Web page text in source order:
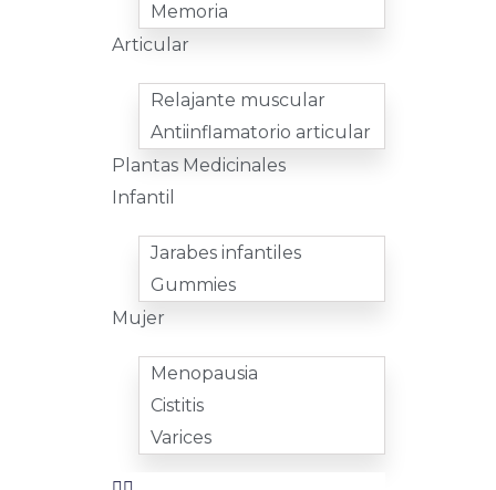
Memoria
Articular
Relajante muscular
Antiinflamatorio articular
Plantas Medicinales
Infantil
Jarabes infantiles
Gummies
Mujer
Menopausia
Cistitis
Varices